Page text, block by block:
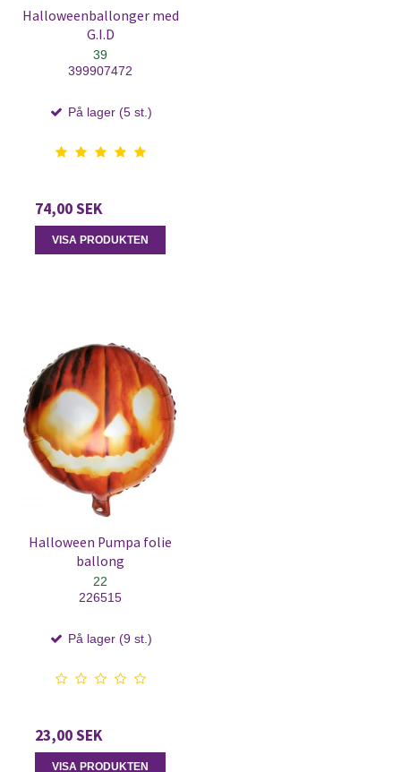
Halloweenballonger med
G.I.D
39
399907472
På lager (5 st.)
74,00 SEK
VISA PRODUKTEN
Halloween Pumpa folie
ballong
22
226515
På lager (9 st.)
23,00 SEK
VISA PRODUKTEN